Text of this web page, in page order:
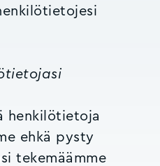
henkilötietoja
ehkä pysty
tekemäämme